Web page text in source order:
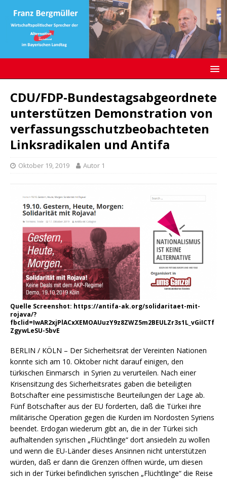
CDU/FDP-Bundestagsabgeordnete
unterstützen Demonstration von
verfassungsschutzbeobachteten
Linksradikalen und Antifa
Oktober 19, 2019 Autor 1
Quelle Screenshot: https://antifa-ak.org/solidaritaet-mit-
rojava/?
fbclid=IwAR2xjPlACxXEMOAUuzY9z8ZWZ5m2BEULZr3s1L_vGiICTf
ZgywLeSU-5bvE
BERLIN / KÖLN – Der Sicherheitsrat der Vereinten Nationen
konnte sich am 10. Oktober nicht darauf einigen, den
türkischen Einmarsch in Syrien zu verurteilen. Nach einer
Krisensitzung des Sicherheitsrates gaben die beteiligten
Botschafter eine pessimistische Beurteilungen der Lage ab.
Fünf Botschafter aus der EU forderten, daß die Türkei ihre
militärische Operation gegen die Kurden im Nordosten Syriens
beendet. Erdogan wiederum gibt an, die in der Türkei sich
aufhaltenden syrischen „Flüchtlinge“ dort ansiedeln zu wollen
und wenn die EU-Länder dieses Ansinnen nicht unterstützen
würden, daß er dann die Grenzen öffnen würde, um diesen
sich in der Türkei befindlichen syrischen „Flüchtlinge“ die Reise